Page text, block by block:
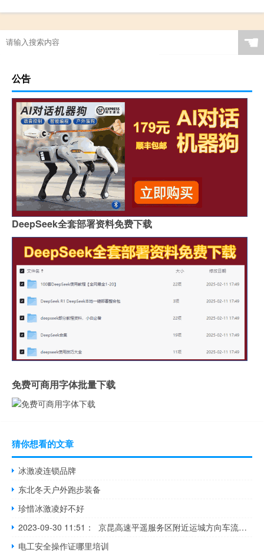
☚
公告
DeepSeek全套部署资料免费下载
免费可商用字体批量下载
猜你想看的文章
冰激凌连锁品牌
东北冬天户外跑步装备
珍惜冰激凌好不好
2023-09-30 11:51： 京昆高速平遥服务区附近运城方向车流量大，提醒司乘人员保持安全车距，切勿随意穿插变道。A6O1SIHm ​​​
电工安全操作证哪里培训